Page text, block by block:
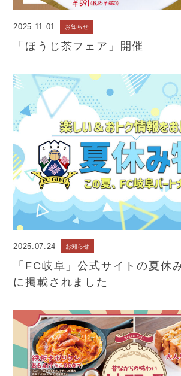
2025.11.01 お知らせ
「ほうじ茶フェア」開催
2025.07.24 お知らせ
「FC岐阜」公式サイトの夏休
に掲載されました